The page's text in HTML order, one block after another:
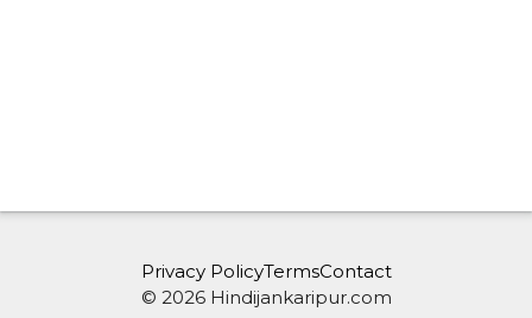
© 2026 Hindijankaripur.com
Privacy PolicyTermsContact